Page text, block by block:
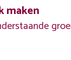
maken